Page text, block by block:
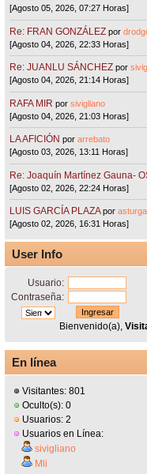
[Agosto 05, 2026, 07:27 Horas]
Re: FRAN GONZÁLEZ por
[Agosto 04, 2026, 22:33 Horas]
Re: JUANLU SÁNCHEZ por
[Agosto 04, 2026, 21:14 Horas]
RAFA MIR porsivigliano
[Agosto 04, 2026, 21:03 Horas]
LA AFICIÓN porarrebato
[Agosto 03, 2026, 13:11 Horas]
Re: Joaquín Martínez Gauna-
[Agosto 02, 2026, 22:24 Horas]
LUIS GARCÍA PLAZA por
[Agosto 02, 2026, 16:31 Horas]
User Info
Usuario:
Contraseña:
Bienvenido(a),
En línea
Visitantes: 801
Oculto(s): 0
Usuarios: 2
Usuarios en Línea:
sivigliano
Mli